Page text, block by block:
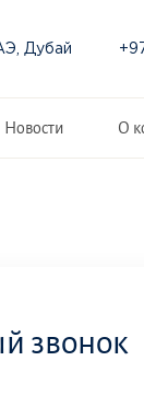
Дубай
Новости О
звонок